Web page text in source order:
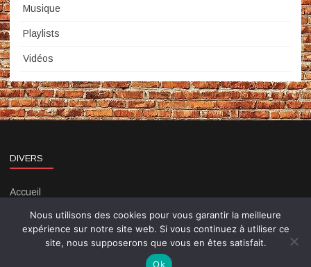
Musique
Playlists
Vidéos
DIVERS
Accueil
Contact
Politique de confidentialité
Nous utilisons des cookies pour vous garantir la meilleure
expérience sur notre site web. Si vous continuez à utiliser ce
site, nous supposerons que vous en êtes satisfait.
Ok